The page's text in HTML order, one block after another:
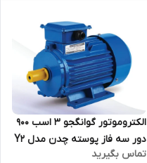
الکتروموتور گوانگجو 3 اسب 900
دور سه فاز پوسته چدن مدل Y2
ترمینال بالا
تماس بگیرید